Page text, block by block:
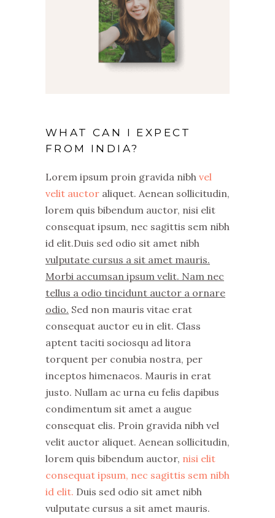
WHAT CAN I EXPECT
FROM INDIA?
Lorem ipsum proin gravida nibh vel
velit auctor aliquet. Aenean sollicitudin,
lorem quis bibendum auctor, nisi elit
consequat ipsum, nec sagittis sem nibh
id elit.Duis sed odio sit amet nibh
vulputate cursus a sit amet mauris.
Morbi accumsan ipsum velit. Nam nec
tellus a odio tincidunt auctor a ornare
odio. Sed non mauris vitae erat
consequat auctor eu in elit. Class
aptent taciti sociosqu ad litora
torquent per conubia nostra, per
inceptos himenaeos. Mauris in erat
justo. Nullam ac urna eu felis dapibus
condimentum sit amet a augue
consequat elis. Proin gravida nibh vel
velit auctor aliquet. Aenean sollicitudin,
lorem quis bibendum auctor, nisi elit
consequat ipsum, nec sagittis sem nibh
id elit. Duis sed odio sit amet nibh
vulputate cursus a sit amet mauris.